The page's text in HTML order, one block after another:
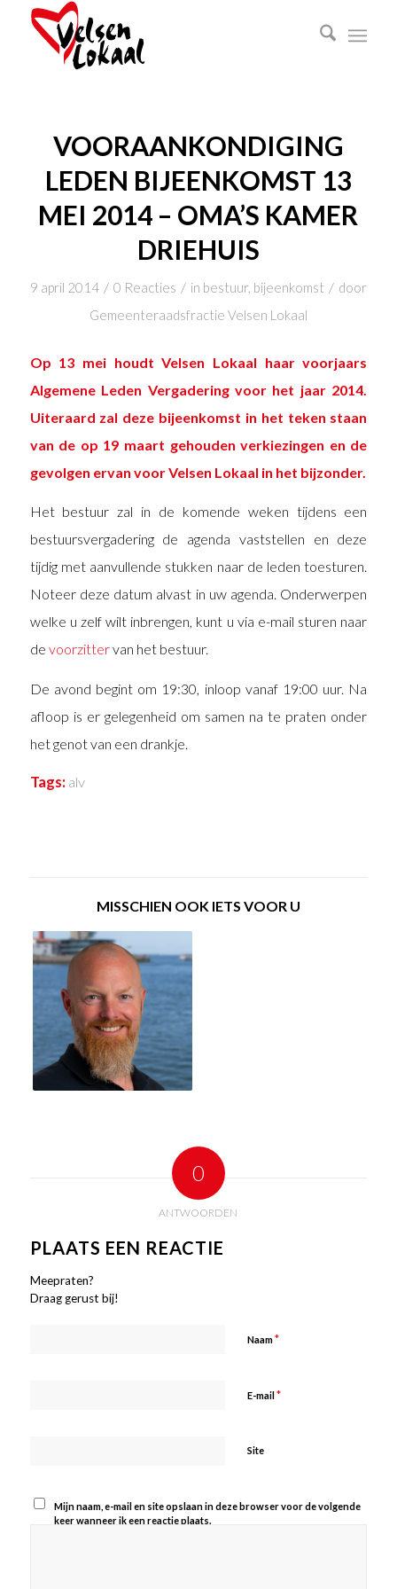
VOORAANKONDIGING
LEDEN BIJEENKOMST 13
MEI 2014 – OMA’S KAMER
DRIEHUIS
9 april 2014 / 0 Reacties / in bestuur, bijeenkomst / door
Gemeenteraadsfractie Velsen Lokaal
Op 13 mei houdt Velsen Lokaal haar voorjaars
Algemene Leden Vergadering voor het jaar 2014.
Uiteraard zal deze bijeenkomst in het teken staan
van de op 19 maart gehouden verkiezingen en de
gevolgen ervan voor Velsen Lokaal in het bijzonder.
Het bestuur zal in de komende weken tijdens een
bestuursvergadering de agenda vaststellen en deze
tijdig met aanvullende stukken naar de leden toesturen.
Noteer deze datum alvast in uw agenda. Onderwerpen
welke u zelf wilt inbrengen, kunt u via e-mail sturen naar
de voorzittervan het bestuur.
De avond begint om 19:30, inloop vanaf 19:00 uur. Na
afloop is er gelegenheid om samen na te praten onder
het genot van een drankje.
Tags: alv
MISSCHIEN OOK IETS VOOR U
0
ANTWOORDEN
PLAATS EEN REACTIE
Meepraten?
Draag gerust bij!
Naam*
E-mail *
Site
Mijn naam, e-mail en site opslaan in deze browser voor de volgende
keer wanneer ik een reactie plaats.